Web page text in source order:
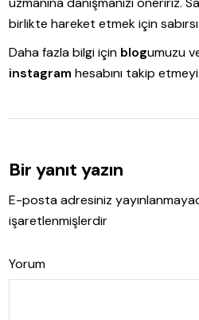
birlikte hareket etmek için
Daha fazla bilgi için blogumuzu
instagram hesabını takip
Bir yanıt yazın
E-posta adresiniz
işaretlenmişlerdir
Yorum